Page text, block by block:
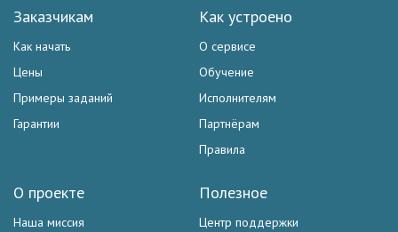
Заказчикам
Как начать
Цены
Примеры заданий
Гарантии
Как устроено
О сервисе
Обучение
Исполнителям
Партнёрам
Правила
Полезное
Центр поддержки
О проекте
Наша миссия